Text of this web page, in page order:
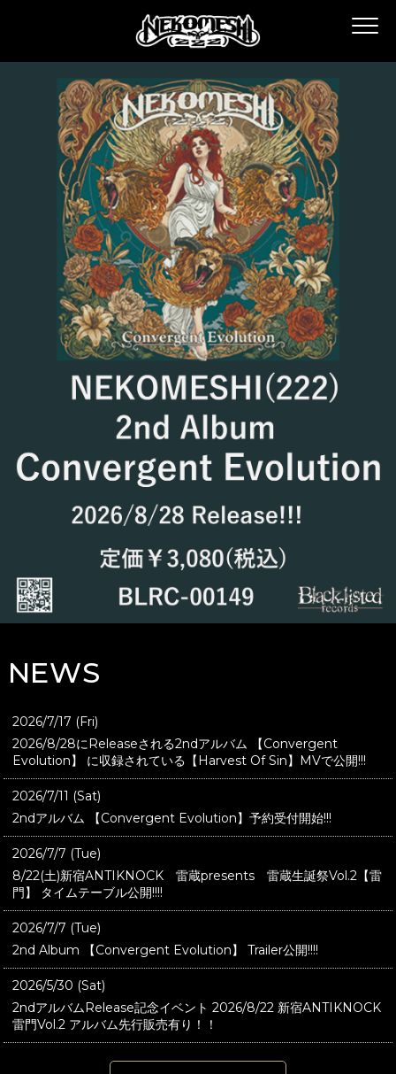
NEWS
2026/7/17 (Fri)
2026/8/28にReleaseされる2ndアルバム 【Convergent
Evolution】 に収録されている【Harvest Of Sin】MVで公開!!!
2026/7/11 (Sat)
2ndアルバム 【Convergent Evolution】予約受付開始!!!
2026/7/7 (Tue)
8/22(土)新宿ANTIKNOCK 雷蔵presents 雷蔵生誕祭Vol.2【雷
門】 タイムテーブル公開!!!!
2026/7/7 (Tue)
2nd Album 【Convergent Evolution】 Trailer公開!!!!
2026/5/30 (Sat)
2ndアルバムRelease記念イベント 2026/8/22 新宿ANTIKNOCK
雷門Vol.2 アルバム先行販売有り！！